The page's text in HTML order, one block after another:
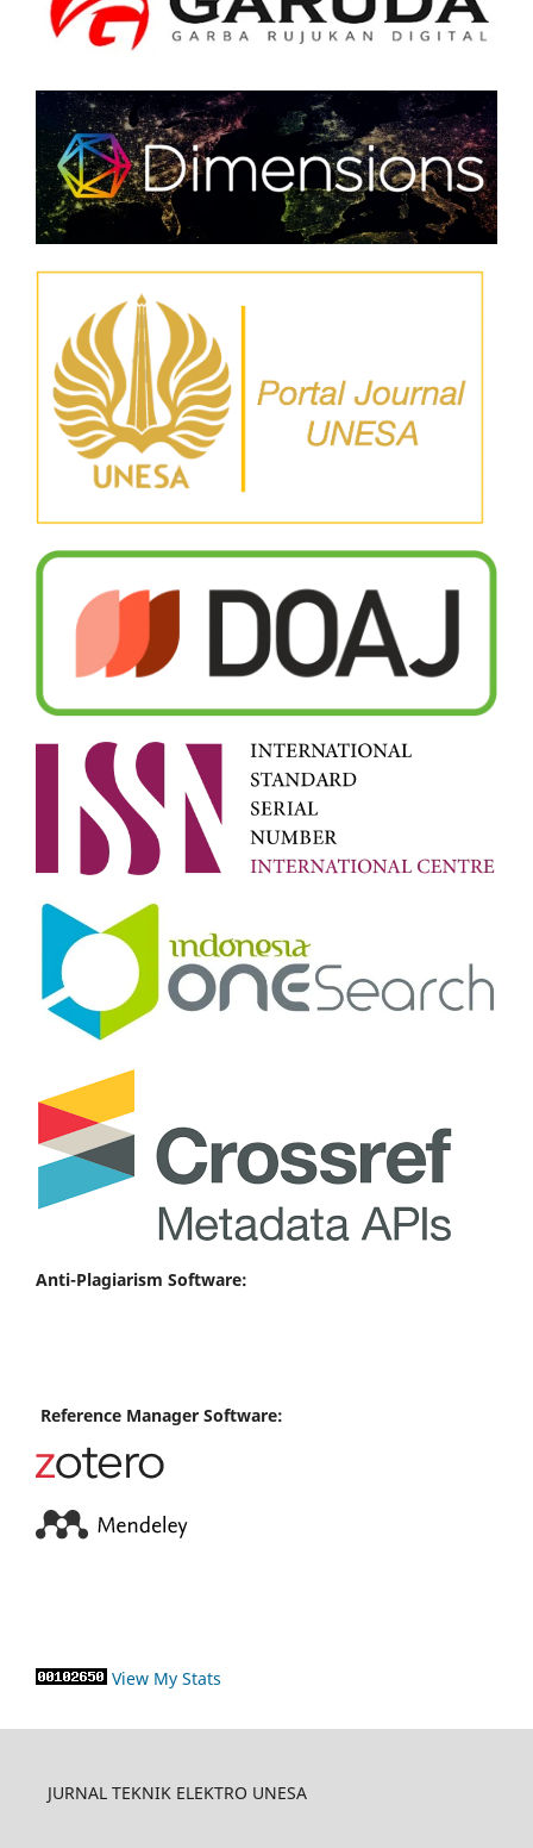
Anti-Plagiarism Software:
Reference Manager Software:
View My Stats
JURNAL TEKNIK ELEKTRO UNESA